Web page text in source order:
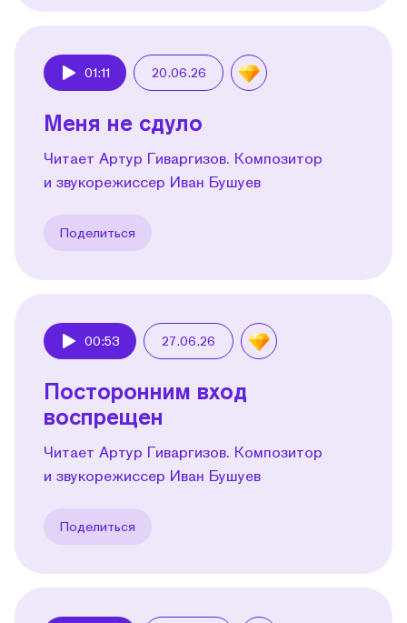
01:11 20.06.26
Меня не сдуло
Читает Артур Гиваргизов. Композитор
и звукорежиссер Иван Бушуев
Поделиться
00:53 27.06.26
Посторонним вход
воспрещен
Читает Артур Гиваргизов. Композитор
и звукорежиссер Иван Бушуев
Поделиться